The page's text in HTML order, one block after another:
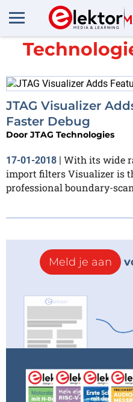
Alle items
JTAG Visualizer
Faster Debug
Door JTAG Technologies
17-01-2018 | With its wide
import filters Visualizer is
professional boundary-
Meld je aan